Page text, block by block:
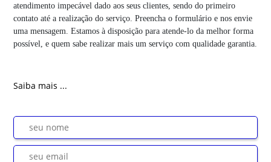
atendimento impecável dado aos seus clientes, sendo do primeiro
contato até a realização do serviço. Preencha o formulário e nos envie
uma mensagem. Estamos à disposição para atende-lo da melhor forma
possível, e quem sabe realizar mais um serviço com qualidade garantia.
Saiba mais ...